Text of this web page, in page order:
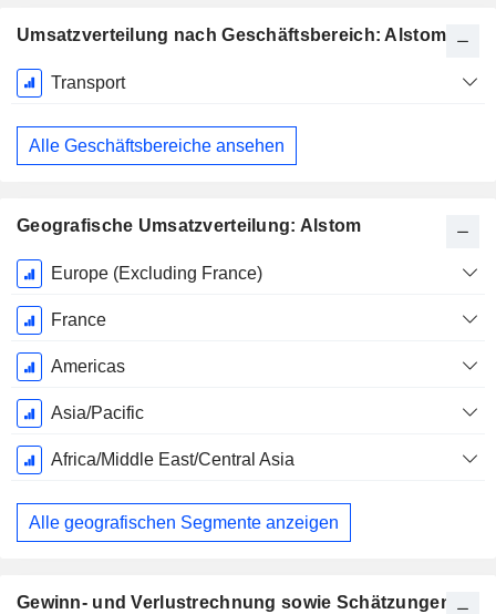
Umsatzverteilung nach Geschäftsbereich: Alstom
Ende d.
Geschäftsjahres:
März
Transport
Alle Geschäftsbereiche ansehen
Geografische Umsatzverteilung: Alstom
Ende d.
Geschäftsjahres:
März
Europe (Excluding France)
France
Americas
Asia/Pacific
Africa/Middle East/Central Asia
Alle geografischen Segmente anzeigen
Gewinn- und Verlustrechnung sowie Schätzungen